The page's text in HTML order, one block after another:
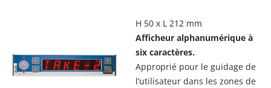
H 50 x L 212 mm
Afficheur alphanumérique à
six caractères.
Approprié pour le guidage de
l’utilisateur dans les zones de